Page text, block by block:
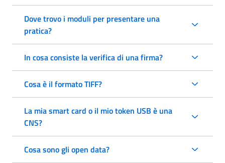
Dove trovo i moduli per presentare una
pratica?
In cosa consiste la verifica di una firma?
Cosa è il formato TIFF?
La mia smart card o il mio token USB è una
CNS?
Cosa sono gli open data?